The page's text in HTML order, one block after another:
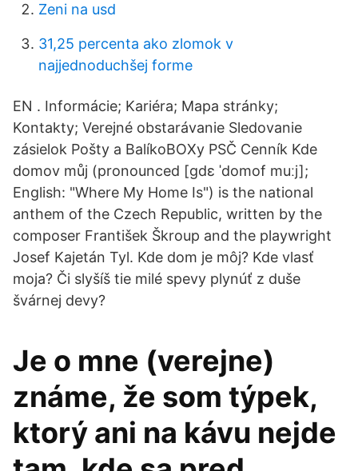
Zeni na usd
31,25 percenta ako zlomok v
najjednoduchšej forme
EN . Informácie; Kariéra; Mapa stránky;
Kontakty; Verejné obstarávanie Sledovanie
zásielok Pošty a BalíkoBOXy PSČ Cenník Kde
domov můj (pronounced [ɡdɛ ˈdomof muːj];
English: "Where My Home Is") is the national
anthem of the Czech Republic, written by the
composer František Škroup and the playwright
Josef Kajetán Tyl. Kde dom je môj? Kde vlasť
moja? Či slyšíš tie milé spevy plynúť z duše
švárnej devy?
Je o mne (verejne)
známe, že som týpek,
ktorý ani na kávu nejde